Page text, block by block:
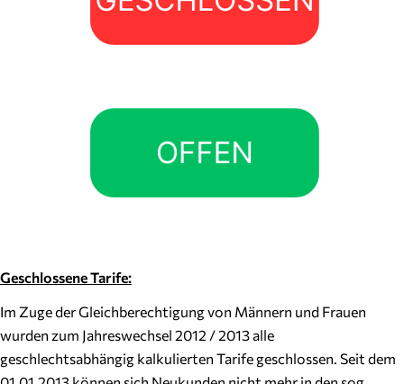
Geschlossene Tarife:
Im Zuge der Gleichberechtigung von Männern und Frauen
wurden zum Jahreswechsel 2012 / 2013 alle
geschlechtsabhängig kalkulierten Tarife geschlossen. Seit dem